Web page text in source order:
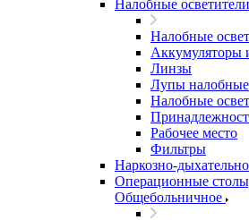
Налобные
Налобные
Аккумуляторы
Линзы
Лупы налобные
Налобные
Рабочее место
Фильтры
Наркозно-
Операционные
Общебольничное